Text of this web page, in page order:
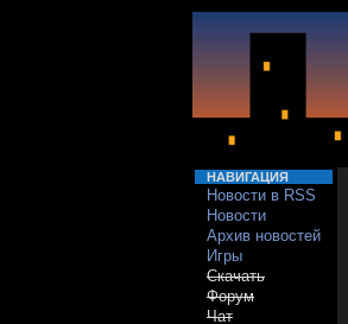
НАВИГАЦИЯ
Новости в RSS
Новости
Архив новостей
Игры
Скачать
Форум
Чат